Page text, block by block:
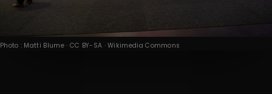
Photo : Matti Blume · CC BY-SA · Wikimedia Commons